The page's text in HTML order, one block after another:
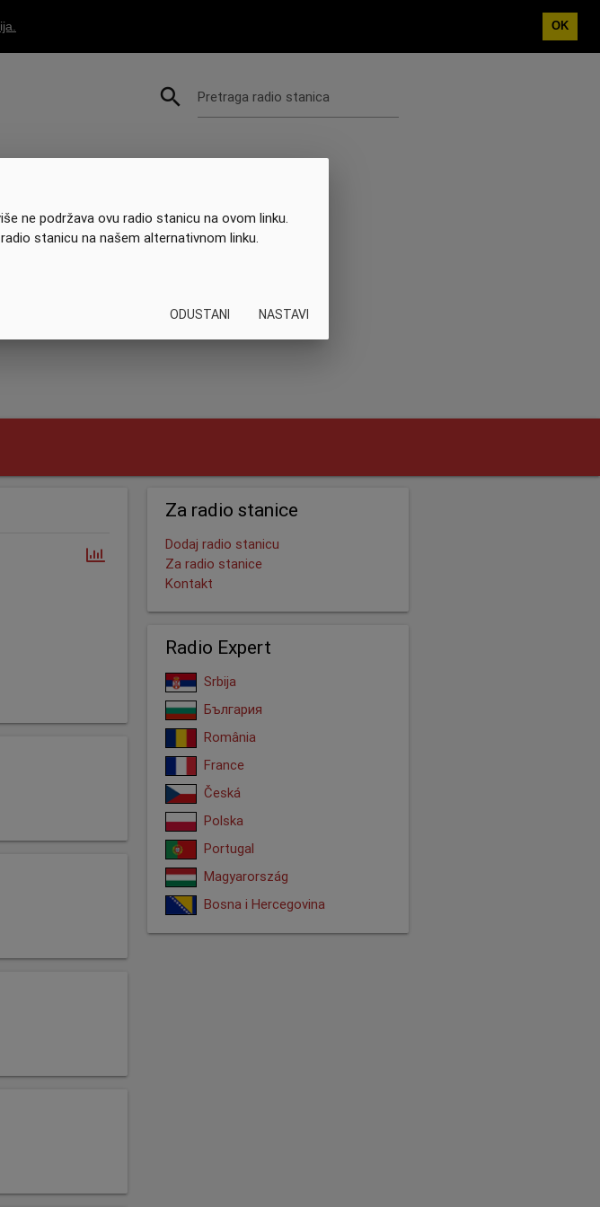
OK
search Pretraga radio stanica
ne podržava ovu radio stanicu na ovom linku.
stanicu na našem alternativnom linku.
ODUSTANI NASTAVI
Za radio stanice
Dodaj radio stanicu
Za radio stanice
Kontakt
Radio Expert
Srbija
България
România
France
Česká
Polska
Portugal
Magyarország
Bosna i Hercegovina